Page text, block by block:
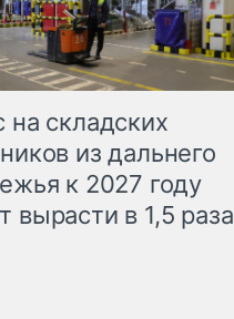
на складских
из дальнего
к 2027 году
вырасти в 1,5 раза